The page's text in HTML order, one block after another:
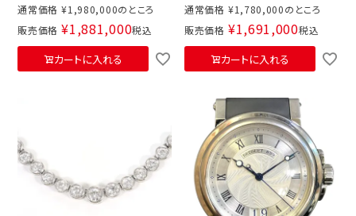
通常価格 ¥1,980,000
販売価格 ¥1,881,000税込
カートに入れる
通常価格 ¥1,780,000
販売価格 ¥1,691,000税込
カートに入れる